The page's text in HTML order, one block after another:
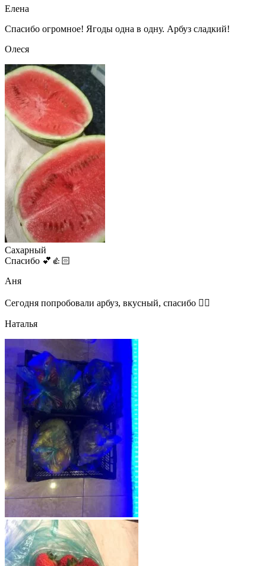
Елена
Спасибо огромное! Ягоды одна в одну. Арбуз сладкий!
Олеся
Сахарный
Спасибо 💕👍🏻
Аня
Сегодня попробовали арбуз, вкусный, спасибо 👍🏻
Наталья